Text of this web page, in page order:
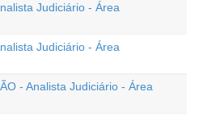
Judiciário - Área
Judiciário - Área
- Analista Judiciário - Área